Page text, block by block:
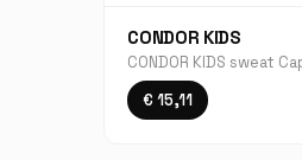
CONDOR KIDS
CONDOR KIDS sweat
€ 15,11